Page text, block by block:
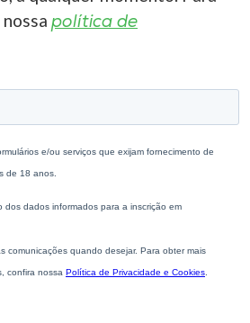
política de